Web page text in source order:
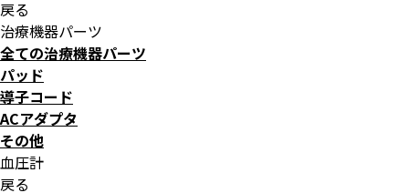
戻る
治療機器パーツ
全ての治療機器パーツ
パッド
導子コード
ACアダプタ
その他
血圧計
戻る